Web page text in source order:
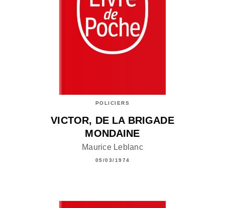
POLICIERS
VICTOR, DE LA BRIGADE
MONDAINE
Maurice Leblanc
05/03/1974